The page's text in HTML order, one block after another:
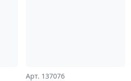
Арт. 137076